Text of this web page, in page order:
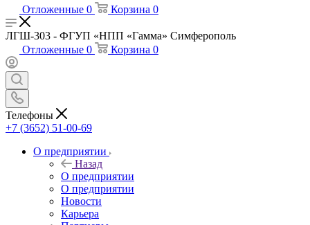
Отложенные 0 Корзина 0
ЛГШ-303 - ФГУП «НПП «Гамма» Симферополь
Отложенные 0 Корзина 0
Телефоны
+7 (3652) 51-00-69
О предприятии
Назад
О предприятии
О предприятии
Новости
Карьера